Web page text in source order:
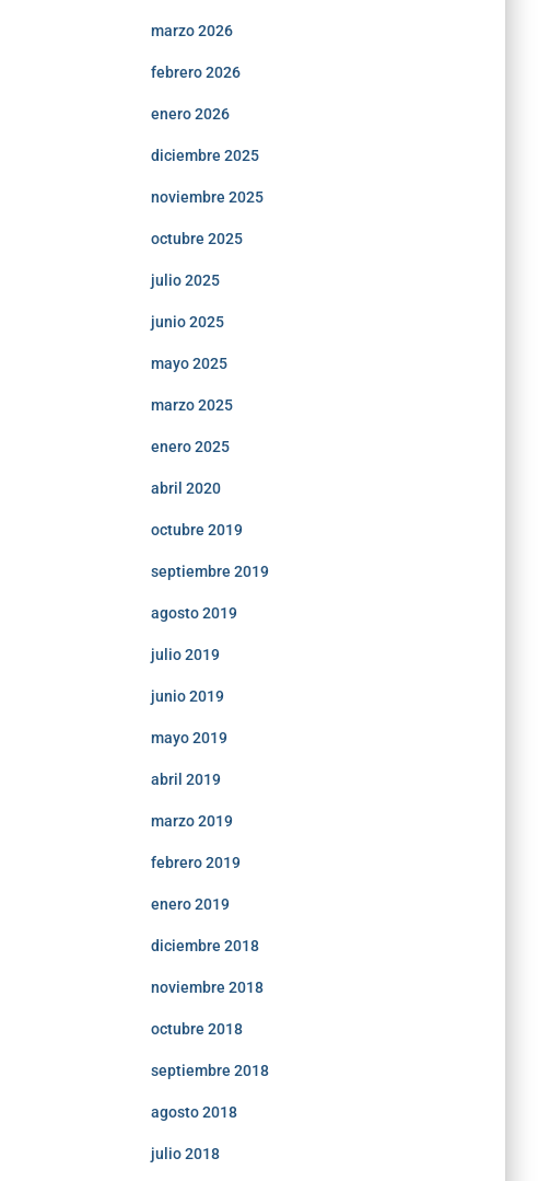
marzo 2026
febrero 2026
enero 2026
diciembre 2025
noviembre 2025
octubre 2025
julio 2025
junio 2025
mayo 2025
marzo 2025
enero 2025
abril 2020
octubre 2019
septiembre 2019
agosto 2019
julio 2019
junio 2019
mayo 2019
abril 2019
marzo 2019
febrero 2019
enero 2019
diciembre 2018
noviembre 2018
octubre 2018
septiembre 2018
agosto 2018
julio 2018